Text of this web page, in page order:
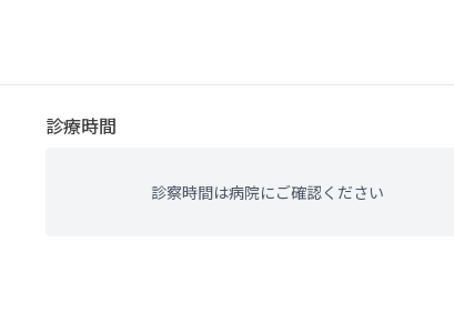
診療時間
診察時間は病院にご確認ください